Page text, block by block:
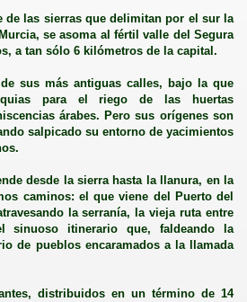
de las sierras que delimitan por el sur la
se asoma al fértil valle del Segura
a tan sólo 6 kilómetros de la capital.
sus más antiguas calles, bajo la que
para el riego de las huertas
árabes. Pero sus orígenes son
salpicado su entorno de yacimientos
desde la sierra hasta la llanura, en la
caminos: el que viene del Puerto del
la serranía, la vieja ruta entre
sinuoso itinerario que, faldeando la
de pueblos encaramados a la llamada
distribuidos en un término de 14